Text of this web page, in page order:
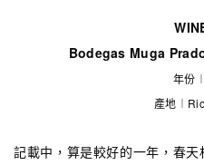
Bodegas Muga
年份
產地
記載中，算是較好的一年，春